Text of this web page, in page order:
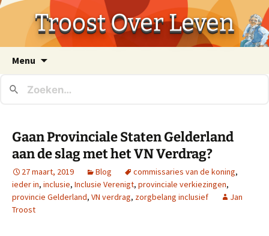
Troost Over Leven
Menu
inhoud
Gaan Provinciale Staten Gelderland
aan de slag met het VN Verdrag?
27 maart, 2019 Blog commissaries van de koning,
ieder in, inclusie, Inclusie Verenigt, provinciale verkiezingen,
provincie Gelderland, VN verdrag, zorgbelang inclusief
Jan
Troost